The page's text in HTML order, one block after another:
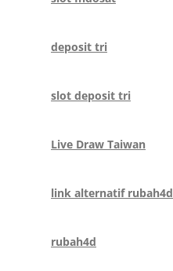
deposit tri
slot deposit tri
Live Draw Taiwan
link alternatif rubah4d
rubah4d